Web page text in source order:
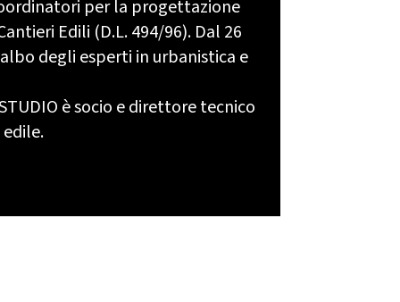
per la progettazione
Edili (D.L. 494/96). Dal 26
degli esperti in urbanistica e
è socio e direttore tecnico